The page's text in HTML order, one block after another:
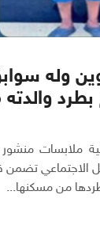
وله
ملابسات
الاجتماعي
من مسكنها...